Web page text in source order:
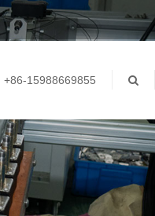
+86-15988669855